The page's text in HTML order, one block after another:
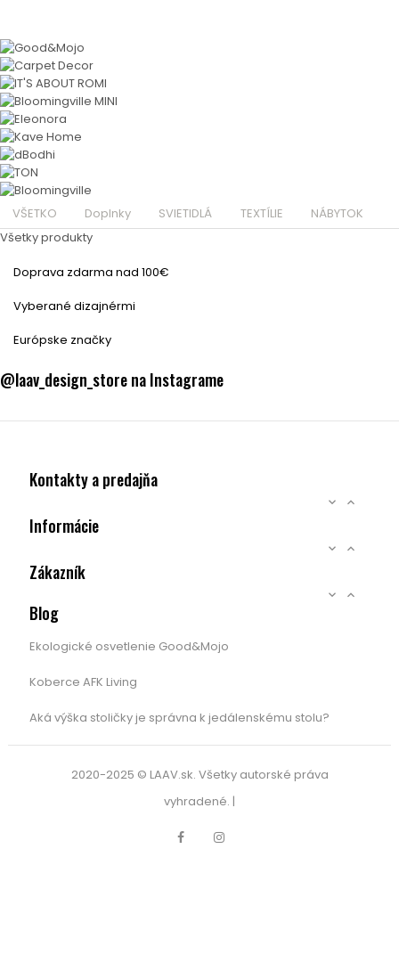
VŠETKO Doplnky SVIETIDLÁ TEXTÍLIE
NÁBYTOK
Všetky produkty
Doprava zdarma nad 100€
Vyberané dizajnérmi
Európske značky
@laav_design_store na Instagrame
Kontakty a predajňa
 
Informácie
 
Zákazník
 
Blog
Ekologické osvetlenie Good&Mojo
Koberce AFK Living
Aká výška stoličky je správna k jedálenskému stolu?
2020-2025 © LAAV.sk. Všetky autorské práva
vyhradené. |
Facebook